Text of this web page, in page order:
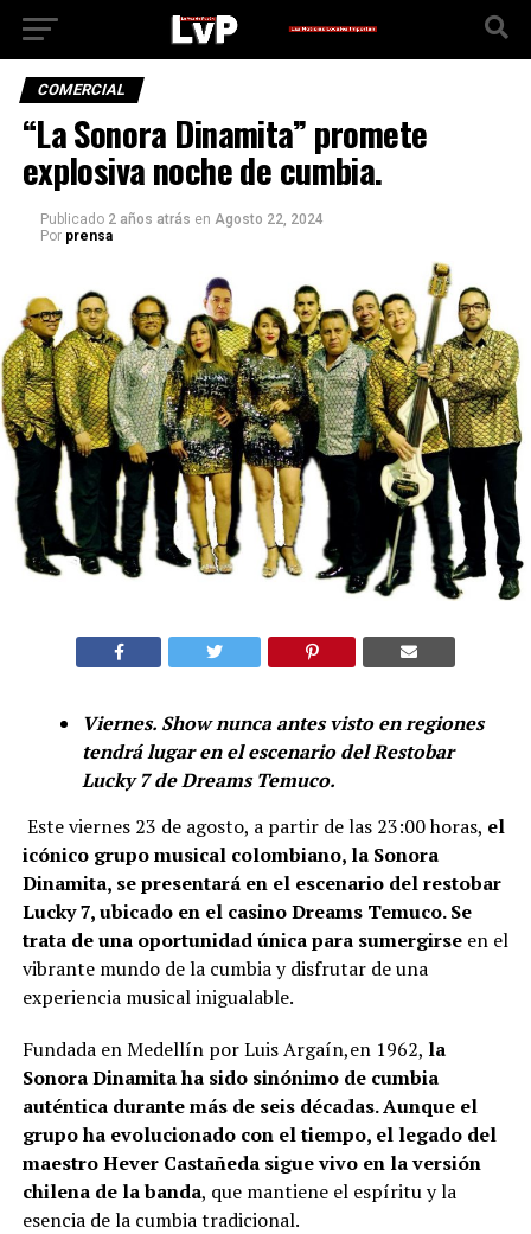
COMERCIAL
“La Sonora Dinamita” promete
explosiva noche de cumbia.
Publicado 2 años atrás en Agosto 22, 2024
Por prensa
Viernes. Show nunca antes visto en regiones
tendrá lugar en el escenario del Restobar
Lucky 7 de Dreams Temuco.
Este viernes 23 de agosto, a partir de las 23:00 horas, el
icónico grupo musical colombiano, la Sonora
Dinamita, se presentará en el escenario del restobar
Lucky 7, ubicado en el casino Dreams Temuco. Se
trata de una oportunidad única para sumergirseen el
vibrante mundo de la cumbia y disfrutar de una
experiencia musical inigualable.
Fundada en Medellín por Luis Argaín,en 1962, la
Sonora Dinamita ha sido sinónimo de cumbia
auténtica durante más de seis décadas. Aunque el
grupo ha evolucionado con el tiempo, el legado del
maestro Hever Castañeda sigue vivo en la versión
chilena de la banda, que mantiene el espíritu y la
esencia de la cumbia tradicional.